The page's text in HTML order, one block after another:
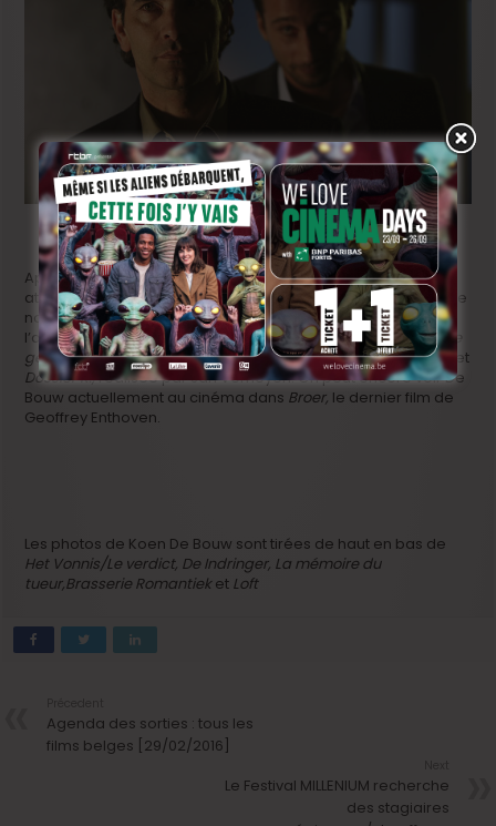
Après le tournage deThe Last Tycoon,Koen De Bouw est
attendu en Belgique début mars pour le rôle principal dans le
nouveau film de Erik Van Looy,De premier . Plus tard dans
l’année, il reprendra son rôle de Eric Vincke dans Het tweede
gelaat, la suite de La mémoire du tueur (De zaak Alzheimer) et
Dossier K.,réalisée par Jan Verheyen. On peut encore voir De
Bouw actuellement au cinéma dans Broer, le dernier film de
Geoffrey Enthoven.
Les photos de Koen De Bouw sont tirées de haut en bas de
Het Vonnis/Le verdict, De Indringer, La mémoire du
tueur,Brasserie Romantieket Loft
Agenda des sorties : tous les
films belges [29/02/2016]
Le Festival MILLENIUM recherche
des stagiaires